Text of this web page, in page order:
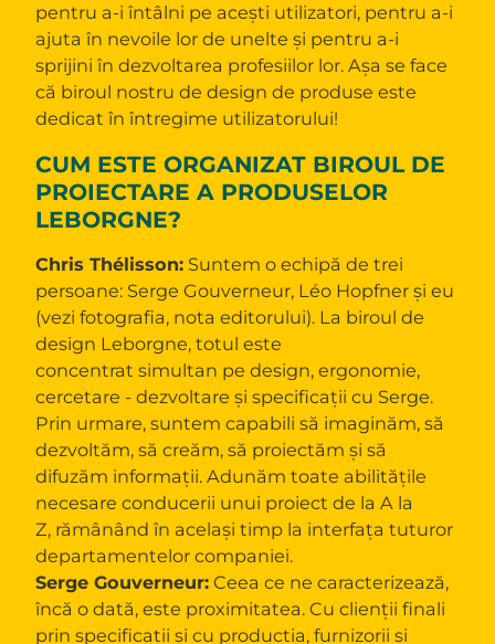
pentru a-i întâlni pe acești utilizatori, pentru a-i
ajuta în nevoile lor de unelte și pentru a-i
sprijini în dezvoltarea profesiilor lor. Așa se face
că biroul nostru de design de produse este
dedicat în întregime utilizatorului!
CUM ESTE ORGANIZAT BIROUL DE
PROIECTARE A PRODUSELOR
LEBORGNE?
Chris Thélisson:Suntem o echipă de trei
persoane: Serge Gouverneur, Léo Hopfner și eu
(vezi fotografia, nota editorului). La biroul de
design Leborgne, totul este
concentrat simultan pe design, ergonomie,
cercetare - dezvoltare și specificații cu Serge.
Prin urmare, suntem capabili să imaginăm, să
dezvoltăm, să creăm, să proiectăm și să
difuzăm informații. Adunăm toate abilitățile
necesare conducerii unui proiect de la A la
Z, rămânând în același timp la interfața tuturor
departamentelor companiei.
Serge Gouverneur:Ceea ce ne caracterizează,
încă o dată, este proximitatea. Cu clienții finali
prin specificații și cu producția, furnizorii și